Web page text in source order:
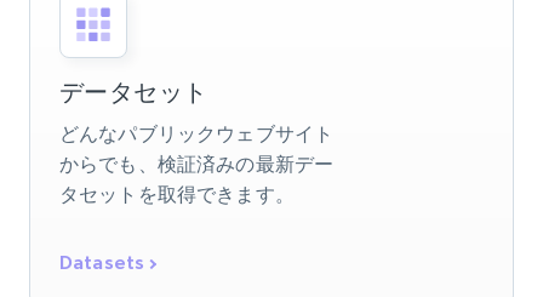
データセット
どんなパブリックウェブサイト
からでも、検証済みの最新デー
タセットを取得できます。
Datasets